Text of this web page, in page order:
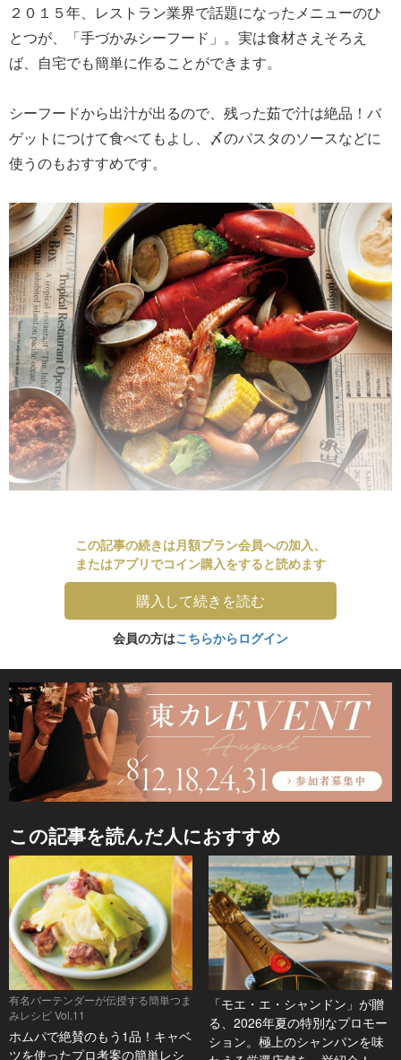
２０１５年、レストラン業界で話題になったメニューのひ
とつが、「手づかみシーフード」。実は食材さえそろえ
ば、自宅でも簡単に作ることができます。
シーフードから出汁が出るので、残った茹で汁は絶品！バ
ゲットにつけて食べてもよし、〆のパスタのソースなどに
使うのもおすすめです。
この記事の続きは月額プラン会員への加入、
またはアプリでコイン購入をすると読めます
購入して続きを読む
会員の方はこちらからログイン
この記事を読んだ人におすすめ
有名バーテンダーが伝授する簡単つま
みレシピ Vol.11
ホムパで絶賛のもう1品！キャベ
ツを使ったプロ考案の簡単レシ
「モエ・エ・シャンドン」が贈
る、2026年夏の特別なプロモー
ション。極上のシャンパンを味